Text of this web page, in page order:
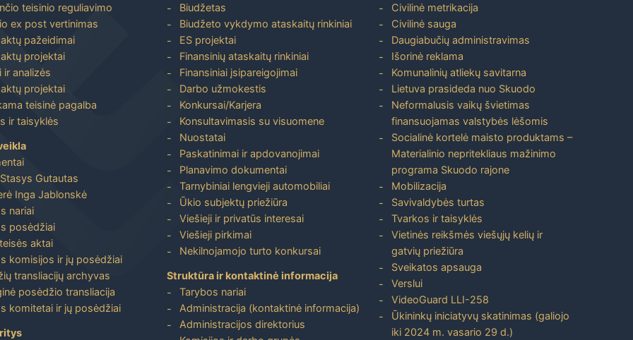
teisinio reguliavimo
ex post vertinimas
pažeidimai
projektai
ir analizės
projektai
teisinė pagalba
ir taisyklės
Gutautas
Inga Jablonskė
nariai
posėdžiai
aktai
komisijos ir jų posėdžiai
transliacijų archyvas
posėdžio transliacija
komitetai ir jų posėdžiai
Biudžetas
Biudžeto vykdymo ataskaitų rinkiniai
ES projektai
Finansinių ataskaitų rinkiniai
Finansiniai įsipareigojimai
Darbo užmokestis
Konkursai/Karjera
Konsultavimasis su visuomene
Nuostatai
Paskatinimai ir apdovanojimai
Planavimo dokumentai
Tarnybiniai lengvieji automobiliai
Ūkio subjektų priežiūra
Viešieji ir privatūs interesai
Viešieji pirkimai
Nekilnojamojo turto konkursai
Struktūra ir kontaktinė informacija
Tarybos nariai
Administracija (kontaktinė informacija)
Administracijos direktorius
Civilinė metrikacija
Civilinė sauga
Daugiabučių administravimas
Išorinė reklama
Komunalinių atliekų savitarna
Lietuva prasideda nuo Skuodo
Neformalusis vaikų švietimas
finansuojamas valstybės lėšomis
Socialinė kortelė maisto produktams –
Materialinio nepritekliaus mažinimo
programa Skuodo rajone
Mobilizacija
Savivaldybės turtas
Tvarkos ir taisyklės
Vietinės reikšmės viešųjų kelių ir
gatvių priežiūra
Sveikatos apsauga
Verslui
VideoGuard LLI-258
Ūkininkų iniciatyvų skatinimas (galiojo
iki 2024 m. vasario 29 d.)